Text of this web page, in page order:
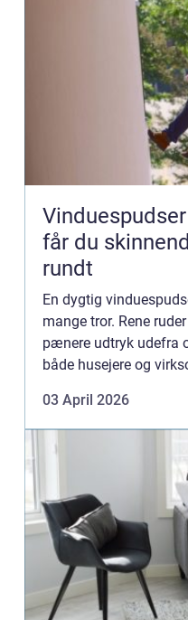
Vinduespudser
får du
rundt
En dygtig
mange tror. Rene
pænere udtryk udefra
både husejere og
spare tid...
03 April 2026